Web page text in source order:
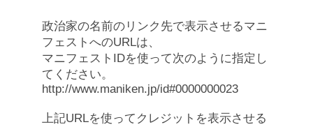
政治家の名前のリンク先で表示させるマニ
フェストへのURLは、
マニフェストIDを使って次のように指定し
てください。
http://www.maniken.jp/id#0000000023
上記URLを使ってクレジットを表示させる